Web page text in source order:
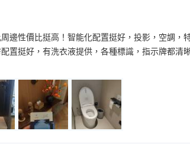
邊性價比挺高！智能化配置挺好，投影，空調
置挺好，有洗衣液提供，各種標識，指示牌都